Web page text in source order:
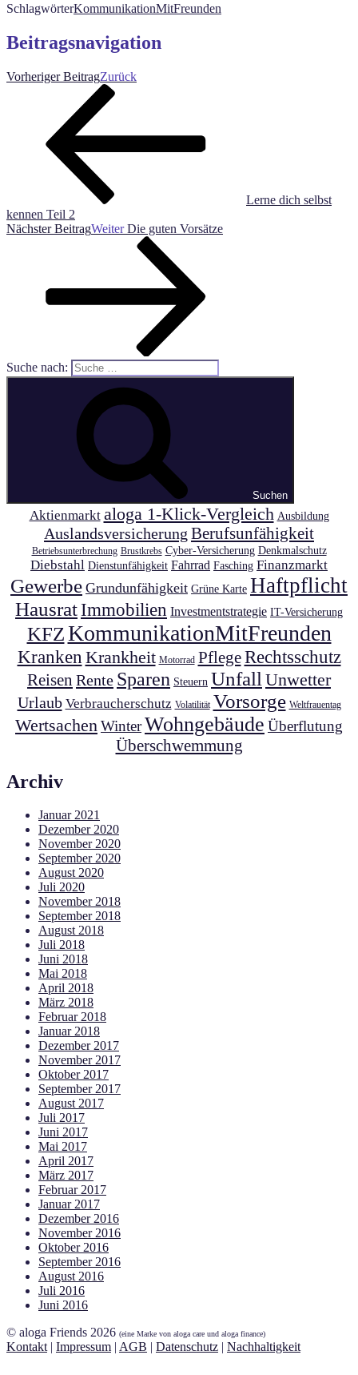
SchlagwörterKommunikationMitFreunden
Beitragsnavigation
Vorheriger BeitragZurück
Lerne dich selbst
kennen Teil 2
Nächster BeitragWeiter Die guten Vorsätze
Suche nach:
Suchen
Aktienmarkt aloga 1-Klick-Vergleich Ausbildung
Auslandsversicherung Berufsunfähigkeit
Betriebsunterbrechung Brustkrebs Cyber-Versicherung Denkmalschutz
Diebstahl Dienstunfähigkeit Fahrrad Fasching Finanzmarkt
Gewerbe Grundunfähigkeit Grüne Karte Haftpflicht
HausratImmobilien Investmentstrategie IT-Versicherung
KFZKommunikationMitFreunden
Kranken Krankheit Motorrad Pflege Rechtsschutz
Reisen Rente Sparen Steuern Unfall Unwetter
Urlaub Verbraucherschutz Volatilität Vorsorge Weltfrauentag
Wertsachen WinterWohngebäude Überflutung
Überschwemmung
Archiv
Januar 2021
Dezember 2020
November 2020
September 2020
August 2020
Juli 2020
November 2018
September 2018
August 2018
Juli 2018
Juni 2018
Mai 2018
April 2018
März 2018
Februar 2018
Januar 2018
Dezember 2017
November 2017
Oktober 2017
September 2017
August 2017
Juli 2017
Juni 2017
Mai 2017
April 2017
März 2017
Februar 2017
Januar 2017
Dezember 2016
November 2016
Oktober 2016
September 2016
August 2016
Juli 2016
Juni 2016
© aloga Friends 2026 (eine Marke von aloga care und aloga finance)
Kontakt| Impressum | AGB | Datenschutz | Nachhaltigkeit